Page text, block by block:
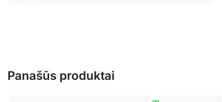
Panašūs produktai